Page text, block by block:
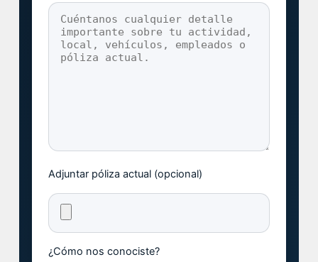
Adjuntar póliza actual (opcional)
¿Cómo nos conociste?